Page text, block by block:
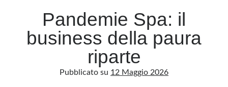
Pandemie Spa: il
business della paura
riparte
Pubblicato su 12 Maggio 2026